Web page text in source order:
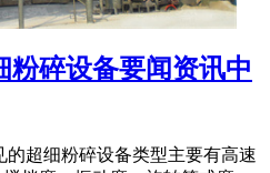
粉碎设备要闻资讯中
的超细粉碎设备类型主要有高速